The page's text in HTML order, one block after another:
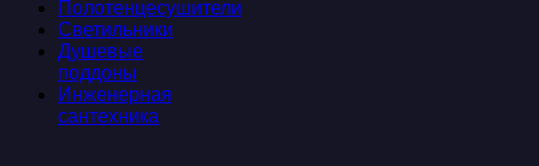
Полотенцесушители
Светильники
Душевые
поддоны
Инженерная
сантехника